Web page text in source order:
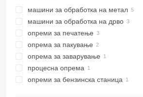
машини за обработка на метал
машини за брусење метали
машини за површинско
брусење
глодалице за метал
преси за метал
преси за виткање лим
гилотински ножици
машини за обработка на дрво
пили за дрва
пили за фурнир
преси за дрва
преси за фурнир
опреми за печатење
флексо печатарски машини
машини за постпечатење
машини за лепење
опреми за обележување
опрема за пакување
машини за етикетирање
опреми за обележување
ласерски маркери
опрема за заварување
аспиратори за чад од заварување
процесна опрема
опреми за мешање
опреми за бензинска станица